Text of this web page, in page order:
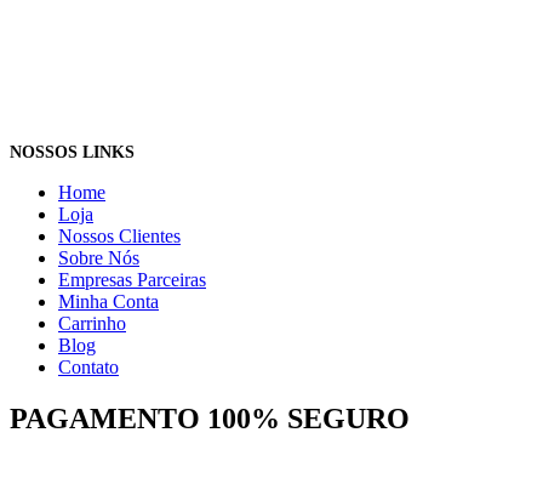
NOSSOS LINKS
Home
Loja
Nossos Clientes
Sobre Nós
Empresas Parceiras
Minha Conta
Carrinho
Blog
Contato
PAGAMENTO 100% SEGURO